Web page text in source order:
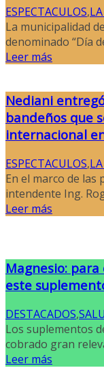
ESPECTACULOS,
La municipalidad
denominado “Día
Leer más
Nediani
bandeños que
internacional
ESPECTACULOS,
En el marco de las
intendente Ing.
Leer más
Magnesio:
este
DESTACADOS,
Los suplementos
cobrado gran
Leer más